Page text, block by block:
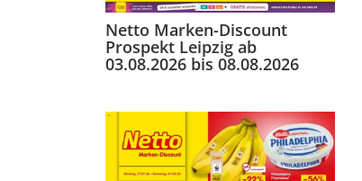
Netto Marken-Discount
Prospekt Leipzig ab
03.08.2026 bis 08.08.2026